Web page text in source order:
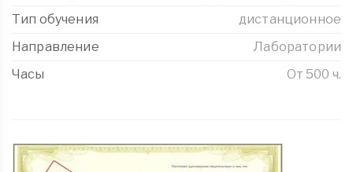
Тип обучения
дистанционное
Направление
Лаборатории
Часы
От 500 ч.